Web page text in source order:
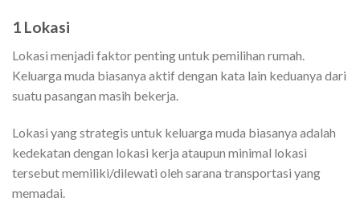
1 Lokasi
Lokasi menjadi faktor penting untuk pemilihan rumah.
Keluarga muda biasanya aktif dengan kata lain keduanya dari
suatu pasangan masih bekerja.
Lokasi yang strategis untuk keluarga muda biasanya adalah
kedekatan dengan lokasi kerja ataupun minimal lokasi
tersebut memiliki/dilewati oleh sarana transportasi yang
memadai.